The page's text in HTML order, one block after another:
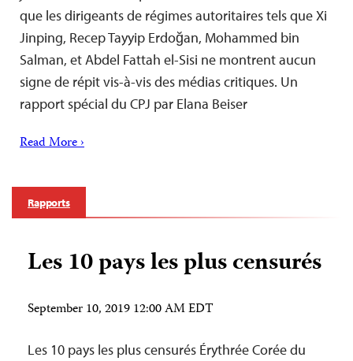
que les dirigeants de régimes autoritaires tels que Xi
Jinping, Recep Tayyip Erdoğan, Mohammed bin
Salman, et Abdel Fattah el-Sisi ne montrent aucun
signe de répit vis-à-vis des médias critiques. Un
rapport spécial du CPJ par Elana Beiser
Read More ›
Rapports
Les 10 pays les plus censurés
September 10, 2019 12:00 AM EDT
Les 10 pays les plus censurés Érythrée Corée du